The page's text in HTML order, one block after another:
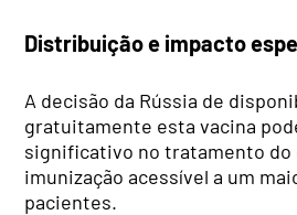
Distribuição e impacto
A decisão da Rússia de
gratuitamente esta vacina
significativo no tratamento do
imunização acessível a um
pacientes.